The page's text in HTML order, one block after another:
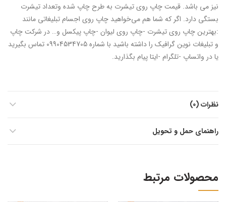
نیز می باشد. قیمت چاپ روی تیشرت به طرح چاپ شده وتعداد تیشرت
بستگی دارد. اگر که شما هم می‌خواهید چاپ روی اجسام تبلیغاتی مانند
:بهترینچاپ رویتیشرت -چاپ روی لیوان -چاپ پیکسل و… در شرکت چاپ
و تبلیغات نوین گرافیک را داشته باشید با شماره 09904534705 تماس بگیرید
یا در واتساپ -تلگرام -ایتا پیام بگذارید.
نظرات (0)
راهنمای حمل و تحویل
محصولات مرتبط